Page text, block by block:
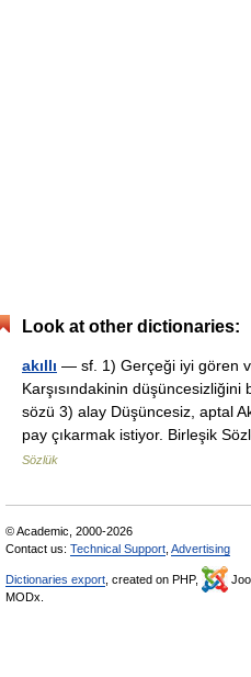
Look at other dictionaries:
akıllı — sf. 1) Gerçeği iyi gören
Karşısındakinin
sözü 3) alay Düşüncesiz, aptal
pay çıkarmak istiyor. Birleşik
Sözlük
© Academic, 2000-2026
Contact us: Technical Support Advertising
Dictionaries export , created on PHP,
MODx.